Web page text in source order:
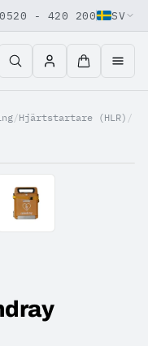
- 420 200 SV
/Hjärtstartare (HLR) /